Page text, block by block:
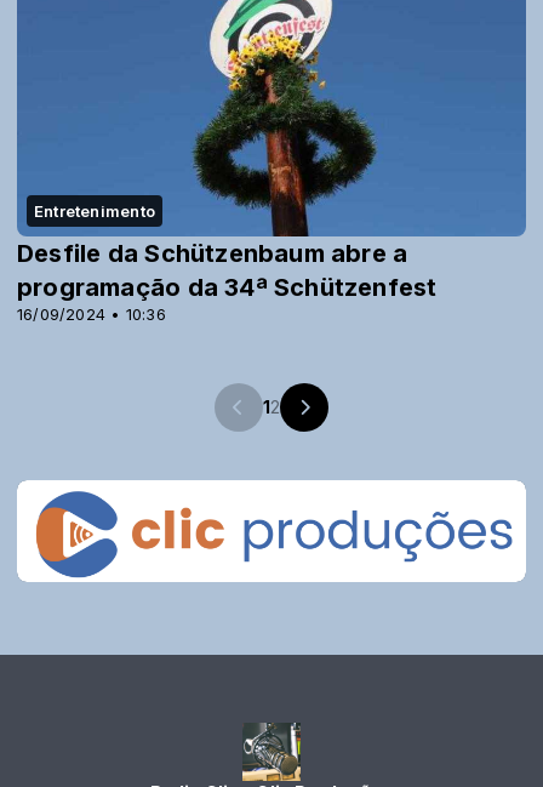
Entretenimento
16/09/2024 • 10:36
Desfile da Schützenbaum abre a
programação da 34ª Schützenfest
12